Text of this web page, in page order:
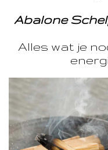
Abalone
Alles wat je